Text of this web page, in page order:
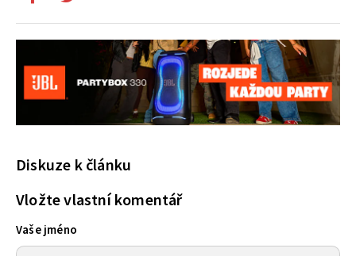
Diskuze k článku
Vložte vlastní komentář
Vaše jméno